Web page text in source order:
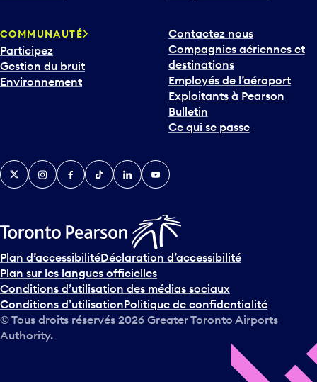
COMMUNAUTÉ
Participez
Gestion du bruit
Environnement
Contactez nous
Compagnies aériennes et
destinations
Employés de l’aéroport
Exploitants à Pearson
Bulletin
Ce qui se passe
TwitterInstagramFacebook
TikTokLinkedInYouTube
Plan d’accessibilitéDéclaration d’accessibilité
Plan sur les langues officielles
Conditions d’utilisation des médias sociaux
Conditions d’utilisationPolitique de confidentialité
© Tous droits réservés 2026 Greater Toronto Airports
Authority.